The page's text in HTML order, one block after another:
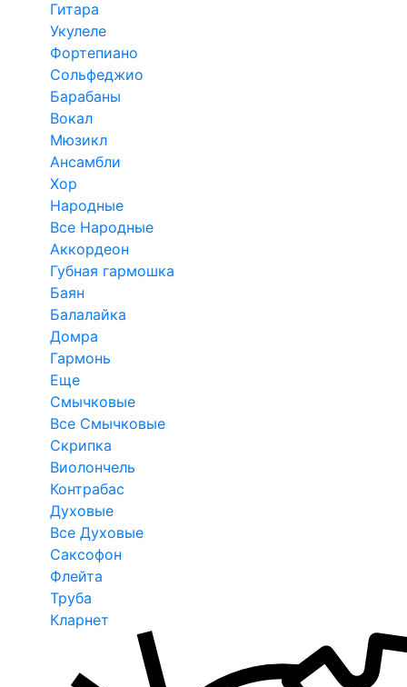
Гитара
Укулеле
Фортепиано
Сольфеджио
Барабаны
Вокал
Мюзикл
Ансамбли
Хор
Народные
Все Народные
Аккордеон
Губная гармошка
Баян
Балалайка
Домра
Гармонь
Еще
Смычковые
Все Смычковые
Скрипка
Виолончель
Контрабас
Духовые
Все Духовые
Саксофон
Флейта
Труба
Кларнет